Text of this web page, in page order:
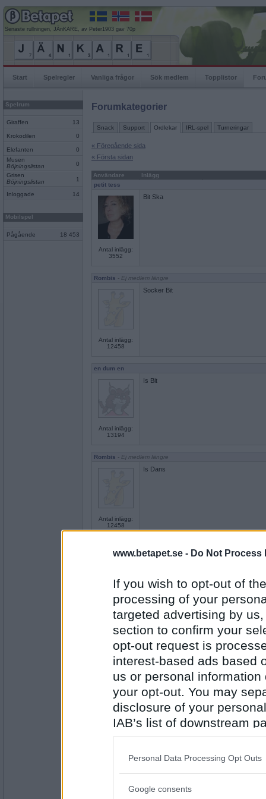
www.betapet.se - Do Not Process
If you wish to opt-out of
processing of your
targeted advertising by
section to confirm your
opt-out request is
interest-based ads based
us or personal
your opt-out. You may
disclosure of your
IAB’s list of downstream
also be disclosed by us
Downstream Participants
Please note that this
Personal Data Processing Opt Outs
Google consents
Senaste rullningen, JÄnKARE, av Peter1903 gav 70p
Start Spelregler Vanliga frågor Sök medlem Topplistor
Spelrum
Giraffen 13
Krokodilen 0
Elefanten
0
Musen
Böjningslistan
0
Grisen
Böjningslistan
1
Inloggade 14
Mobilspel
Pågående 18 453
Forumkategorier
Snack Support Ordlekar IRL-spel Turneringar
« Föregående sida
« Första sidan
Användare
Inlägg
petit tess
Antal inlägg:
3552
Bit Ska
Rombis - Ej medlem längre
Antal inlägg:
12458
Socker Bit
en dum en
Antal inlägg:
13194
Is Bit
Rombis - Ej medlem längre
Antal inlägg:
12458
Is Dans
Dans kan
Rombis- Ej medlem längre
Antal inlägg:
12458
Kan El
- Ej medlem längre